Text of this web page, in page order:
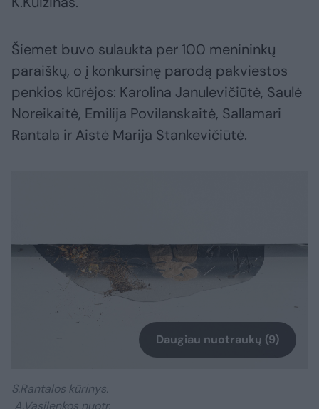
Šiemet buvo sulaukta per 100 menininkų
paraiškų, o į konkursinę parodą pakviestos
penkios kūrėjos: Karolina Janulevičiūtė, Saulė
Noreikaitė, Emilija Povilanskaitė, Sallamari
Rantala ir Aistė Marija Stankevičiūtė.
Daugiau nuotraukų (9)
S.Rantalos kūrinys.
A.Vasilenkos nuotr.